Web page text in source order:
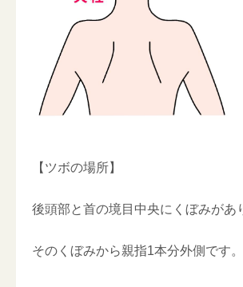
【ツボの場所】
後頭部と首の境目中央にくぼみがあ
そのくぼみから親指1本分外側です。